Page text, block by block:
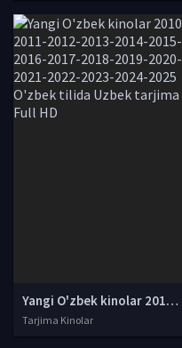
Yangi O'zbek kinolar 2010-2011-2012-2013-2014-2015-2016-2017-2018-2019-2020-2021-2022-2023-2024-2025 O'zbek tilida Uzbek tarjima Full HD
Tarjima Kinolar